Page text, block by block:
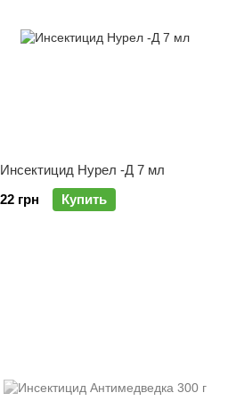
Инсектицид Нурел -Д 7 мл
22 грн
Купить